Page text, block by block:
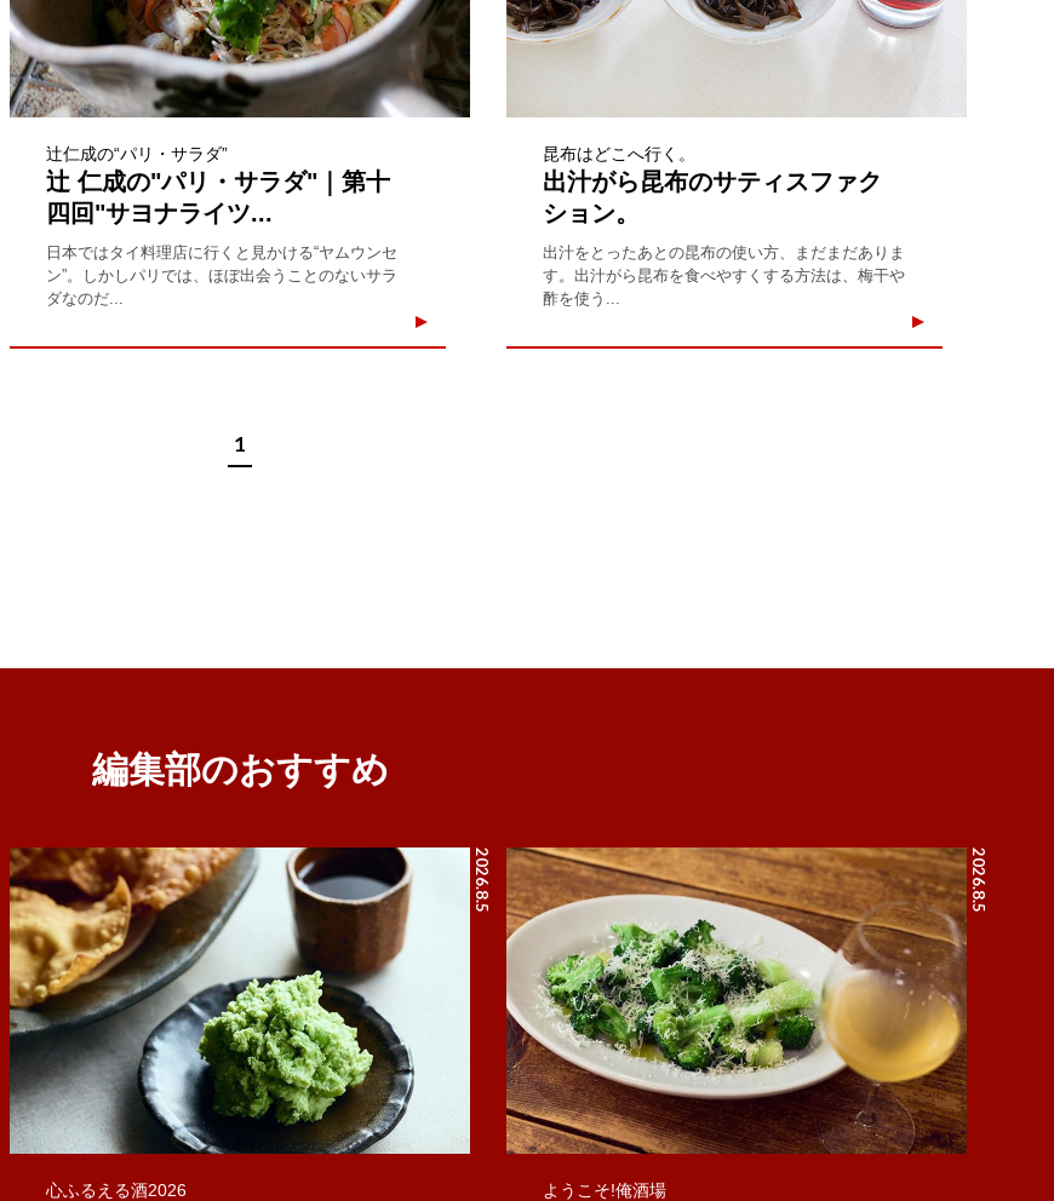
辻仁成の“パリ・サラダ”
辻 仁成の"パリ・サラダ"｜第十
四回"サヨナライツ...
日本ではタイ料理店に行くと見かける“ヤムウンセ
ン”。しかしパリでは、ほぼ出会うことのないサラ
ダなのだ...
昆布はどこへ行く。
出汁がら昆布のサティスファク
ション。
出汁をとったあとの昆布の使い方、まだまだありま
す。出汁がら昆布を食べやすくする方法は、梅干や
酢を使う...
1
編集部のおすすめ
2026.8.5
心ふるえる酒2026
2026.8.5
ようこそ!俺酒場